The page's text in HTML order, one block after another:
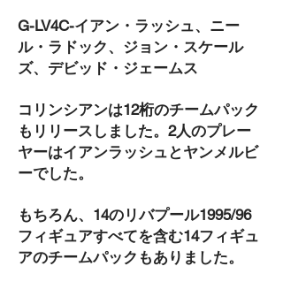
G-LV4C-イアン・ラッシュ、ニー
ル・ラドック、ジョン・スケール
ズ、デビッド・ジェームス
コリンシアンは12桁のチームパック
もリリースしました。2人のプレー
ヤーはイアンラッシュとヤンメルビ
ーでした。
もちろん、14のリバプール1995/96
フィギュアすべてを含む14フィギュ
アのチームパックもありました。